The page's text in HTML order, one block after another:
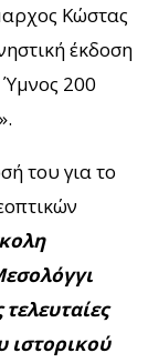
Κώστας
έκδοση
200
του για το
ιστορικού